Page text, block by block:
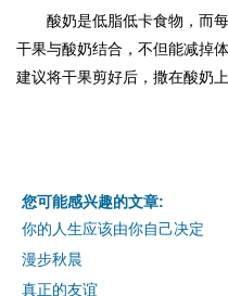
酸奶是低脂低卡食物，而
干果与酸奶结合，不但能减掉
建议将干果剪好后，撒在酸奶
您可能感兴趣的文章:
你的人生应该由你自己决定
漫步秋晨
真正的友谊